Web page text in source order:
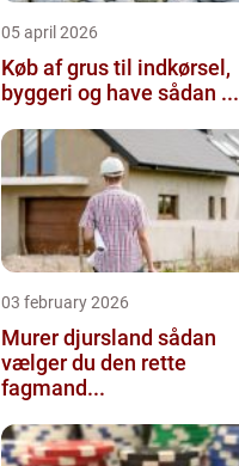
05 april 2026
Køb af grus til indkørsel,
byggeri og have sådan ...
03 february 2026
Murer djursland sådan
vælger du den rette
fagmand...